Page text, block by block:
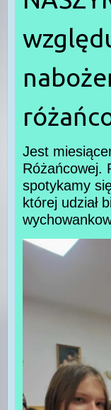
Jest
Różańcowej.
spotykamy
której udział